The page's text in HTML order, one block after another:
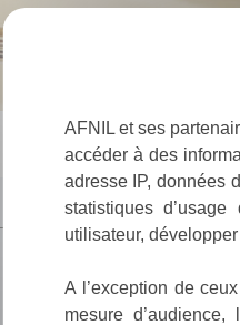
AFNIL et ses
accéder à des
adresse IP, données
statistiques
utilisateur,
A l’exception de
mesure